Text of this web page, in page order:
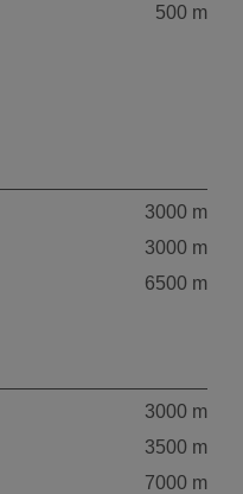
500 m
3000 m
3000 m
6500 m
3000 m
3500 m
7000 m